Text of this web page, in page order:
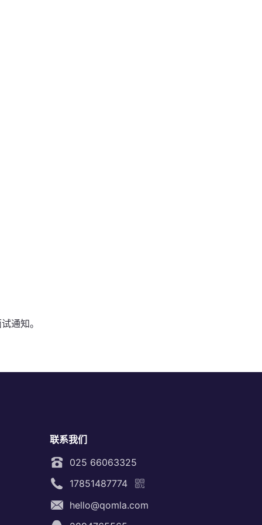
通知。
联系我们
025 66063325
17851487774
hello@qomla.com